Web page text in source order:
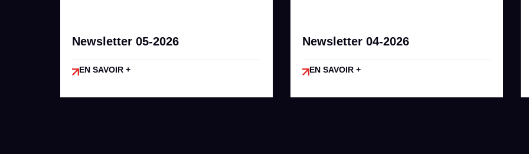
Newsletter 05-2026
EN SAVOIR +
Newsletter 04-2026
EN SAVOIR +